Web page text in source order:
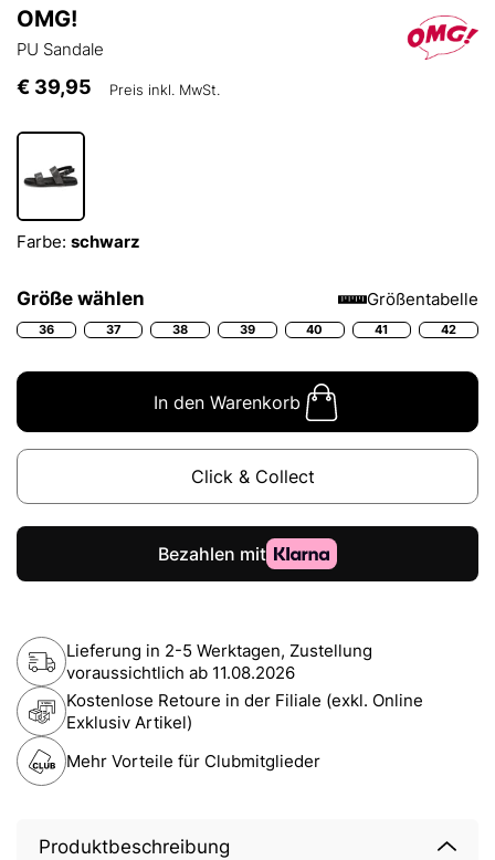
OMG!
PU Sandale
€ 39,95 Preis inkl. MwSt.
Farbe: schwarz
Größe wählen Größentabelle
36 37 38 39 40 41 42
In den Warenkorb
Click & Collect
Lieferung in 2-5 Werktagen, Zustellung
voraussichtlich ab 11.08.2026
Kostenlose Retoure in der Filiale (exkl. Online
Exklusiv Artikel)
Mehr Vorteile für Clubmitglieder
Produktbeschreibung